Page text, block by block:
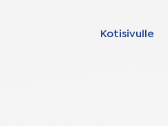
Kotisivulle